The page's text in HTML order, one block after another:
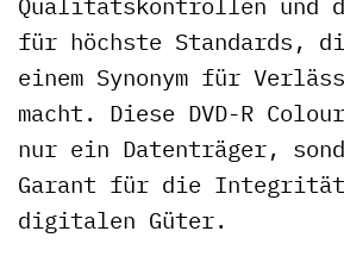
für höchste Standards,
einem Synonym für
macht. Diese DVD-R
nur ein Datenträger,
Garant für die
digitalen Güter.